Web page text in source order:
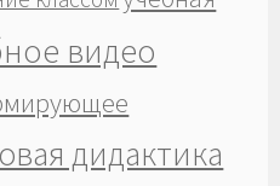
видео
дидактика